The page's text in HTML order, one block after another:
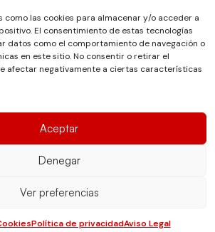
como las cookies para almacenar y/o acceder a
El consentimiento de estas tecnologías
datos como el comportamiento de navegación o
en este sitio. No consentir o retirar el
afectar negativamente a ciertas características
Aceptar
Denegar
Ver preferencias
Política de privacidadAviso Legal
Pasarela pago
Devoluciones
976 73 08 41
porTOOOLS
de CookiesPolítica de Privacidad